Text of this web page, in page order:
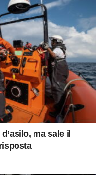
ma sale il